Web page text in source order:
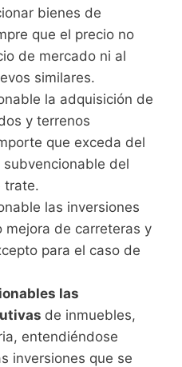
bienes de
que el precio no
de mercado ni al
similares.
la adquisición de
y terrenos
que exceda del
del
trate.
las inversiones
mejora de carreteras y
para el caso de
las
de inmuebles,
entendiéndose
inversiones que se